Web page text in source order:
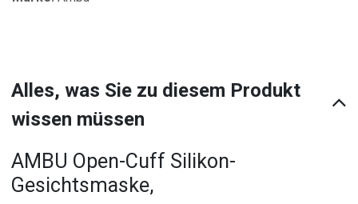
Alles, was Sie zu diesem Produkt
wissen müssen
AMBU Open-Cuff Silikon-
Gesichtsmaske,